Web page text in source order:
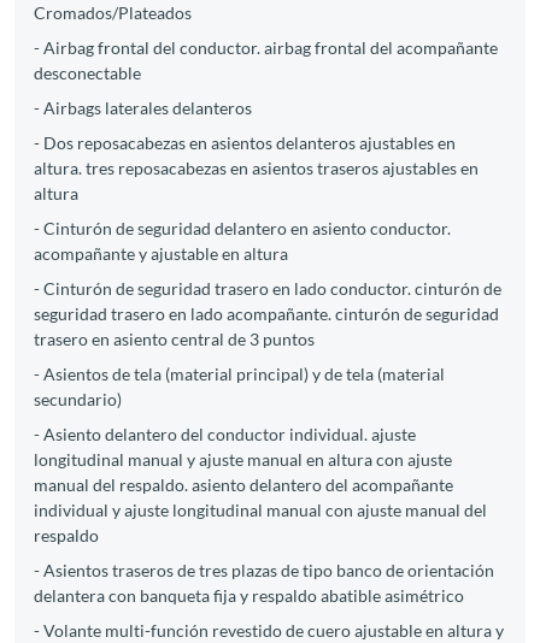
Cromados/Plateados
- Airbag frontal del conductor. airbag frontal del acompañante
desconectable
- Airbags laterales delanteros
- Dos reposacabezas en asientos delanteros ajustables en
altura. tres reposacabezas en asientos traseros ajustables en
altura
- Cinturón de seguridad delantero en asiento conductor.
acompañante y ajustable en altura
- Cinturón de seguridad trasero en lado conductor. cinturón de
seguridad trasero en lado acompañante. cinturón de seguridad
trasero en asiento central de 3 puntos
- Asientos de tela (material principal) y de tela (material
secundario)
- Asiento delantero del conductor individual. ajuste
longitudinal manual y ajuste manual en altura con ajuste
manual del respaldo. asiento delantero del acompañante
individual y ajuste longitudinal manual con ajuste manual del
respaldo
- Asientos traseros de tres plazas de tipo banco de orientación
delantera con banqueta fija y respaldo abatible asimétrico
- Volante multi-función revestido de cuero ajustable en altura y